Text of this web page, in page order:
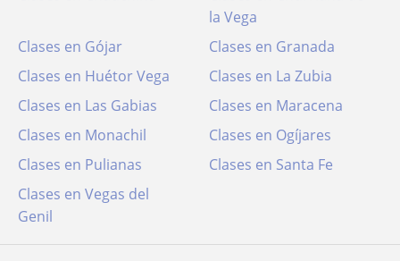
la Vega
Clases en Gójar
Clases en Granada
Clases en Huétor Vega
Clases en La Zubia
Clases en Las Gabias
Clases en Maracena
Clases en Monachil
Clases en Ogíjares
Clases en Pulianas
Clases en Santa Fe
Clases en Vegas del
Genil